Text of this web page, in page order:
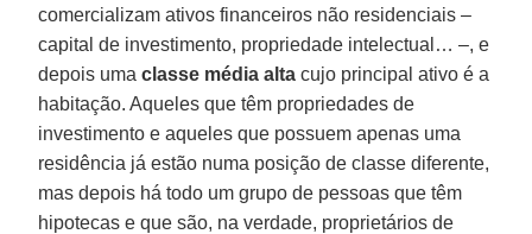
comercializam ativos financeiros não residenciais –
capital de investimento, propriedade intelectual… –, e
depois umaclasse média alta cujo principal ativo é a
habitação. Aqueles que têm propriedades de
investimento e aqueles que possuem apenas uma
residência já estão numa posição de classe diferente,
mas depois há todo um grupo de pessoas que têm
hipotecas e que são, na verdade, proprietários de